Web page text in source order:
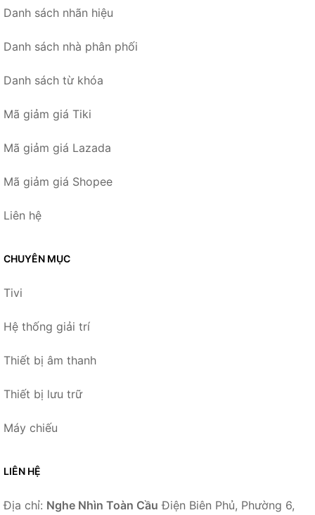
Danh sách nhãn hiệu
Danh sách nhà phân phối
Danh sách từ khóa
Mã giảm giá Tiki
Mã giảm giá Lazada
Mã giảm giá Shopee
Liên hệ
CHUYÊN MỤC
Tivi
Hệ thống giải trí
Thiết bị âm thanh
Thiết bị lưu trữ
Máy chiếu
LIÊN HỆ
Địa chỉ: Nghe Nhìn Toàn Cầu Điện Biên Phủ, Phường 6,